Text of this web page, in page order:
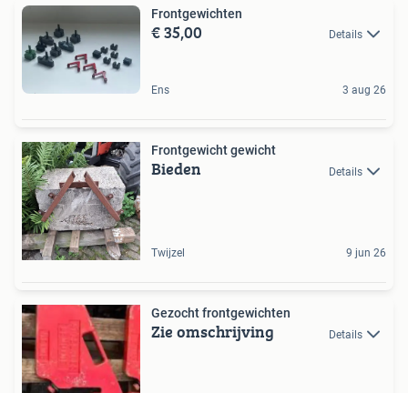
Frontgewichten
€ 35,00 Details
Ens 3 aug 26
Frontgewicht gewicht
Bieden Details
Twijzel 9 jun 26
Gezocht frontgewichten
Zie omschrijving Details